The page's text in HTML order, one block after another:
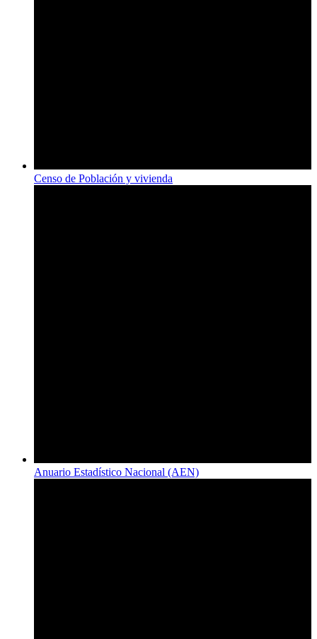
Censo de Población y vivienda
Anuario Estadístico Nacional (AEN)​